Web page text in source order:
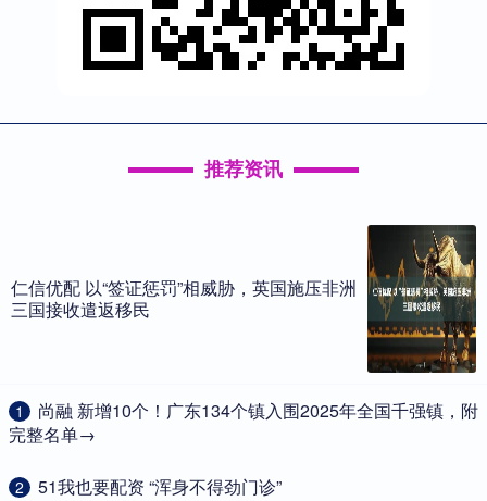
推荐资讯
仁信优配 以“签证惩罚”相威胁，英国施压非洲
三国接收遣返移民
1
​尚融 新增10个！广东134个镇入围2025年全国千强镇，附
完整名单→
2 ​51我也要配资 “浑身不得劲门诊”